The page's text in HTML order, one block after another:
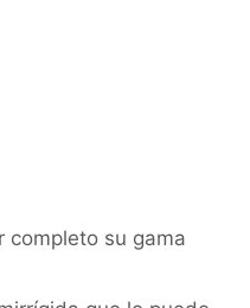
completo su gama